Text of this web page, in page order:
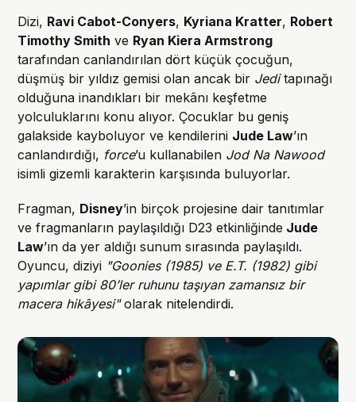
Dizi, Ravi Cabot-Conyers, Kyriana Kratter, Robert
Timothy Smith ve Ryan Kiera Armstrong
tarafından canlandırılan dört küçük çocuğun,
düşmüş bir yıldız gemisi olan ancak bir Jeditapınağı
olduğuna inandıkları bir mekânı keşfetme
yolculuklarını konu alıyor. Çocuklar bu geniş
galakside kayboluyor ve kendilerini Jude Law’ın
canlandırdığı, force’u kullanabilen Jod Na Nawood
isimli gizemli karakterin karşısında buluyorlar.
Fragman, Disney’in birçok projesine dair tanıtımlar
ve fragmanların paylaşıldığı D23 etkinliğinde Jude
Law’ın da yer aldığı sunum sırasında paylaşıldı.
Oyuncu, diziyi "Goonies (1985) ve E.T. (1982) gibi
yapımlar gibi 80’ler ruhunu taşıyan zamansız bir
macera hikâyesi"olarak nitelendirdi.